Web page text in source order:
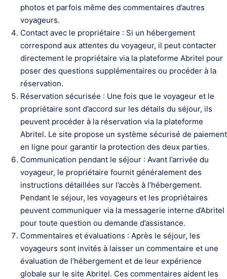
photos et parfois même des commentaires d’autres
voyageurs.
Contact avec le propriétaire : Si un hébergement
correspond aux attentes du voyageur, il peut contacter
directement le propriétaire via la plateforme Abritel pour
poser des questions supplémentaires ou procéder à la
réservation.
Réservation sécurisée : Une fois que le voyageur et le
propriétaire sont d’accord sur les détails du séjour, ils
peuvent procéder à la réservation via la plateforme
Abritel. Le site propose un système sécurisé de paiement
en ligne pour garantir la protection des deux parties.
Communication pendant le séjour : Avant l’arrivée du
voyageur, le propriétaire fournit généralement des
instructions détaillées sur l’accès à l’hébergement.
Pendant le séjour, les voyageurs et les propriétaires
peuvent communiquer via la messagerie interne d’Abritel
pour toute question ou demande d’assistance.
Commentaires et évaluations : Après le séjour, les
voyageurs sont invités à laisser un commentaire et une
évaluation de l’hébergement et de leur expérience
globale sur le site Abritel. Ces commentaires aident les